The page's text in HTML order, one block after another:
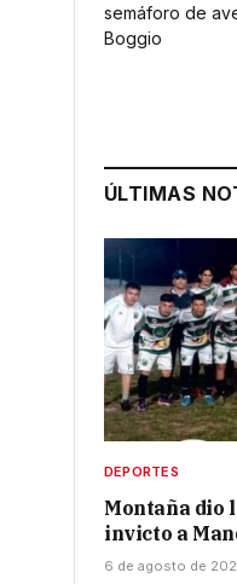
semáforo de
Boggio
ÚLTIMAS
DEPORTES
Montaña dio
invicto a
6 de agosto de